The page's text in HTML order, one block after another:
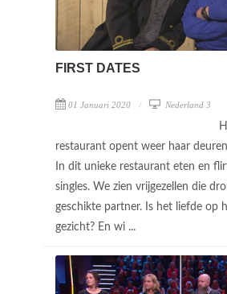
FIRST DATES
01 Januari 2020 Nederland 3
restaurant opent weer haar
In dit unieke restaurant eten en
singles. We zien vrijgezellen die
geschikte partner. Is het liefde op
gezicht? En wi ...